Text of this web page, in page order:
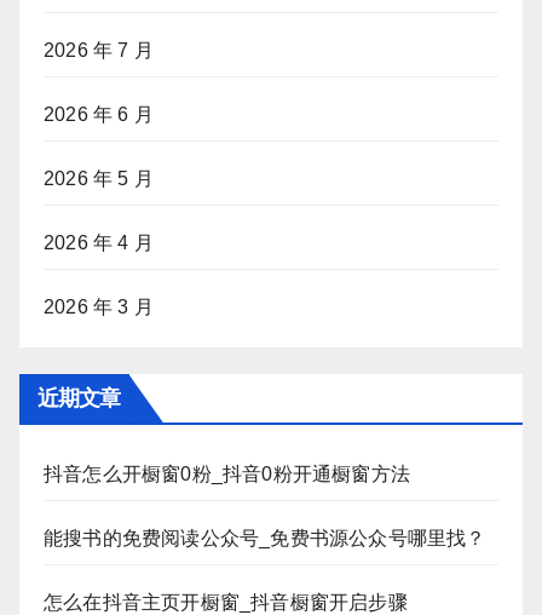
2026 年 7 月
2026 年 6 月
2026 年 5 月
2026 年 4 月
2026 年 3 月
近期文章
抖音怎么开橱窗0粉_抖音0粉开通橱窗方法
能搜书的免费阅读公众号_免费书源公众号哪里找？
怎么在抖音主页开橱窗_抖音橱窗开启步骤